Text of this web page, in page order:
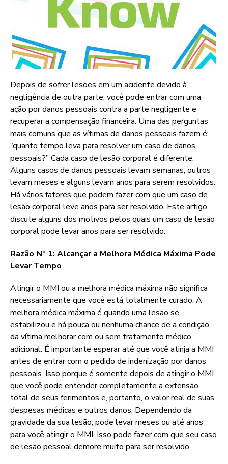
Depois de sofrer lesões em um acidente devido à
negligência de outra parte, você pode entrar com uma
ação por danos pessoais contra a parte negligente e
recuperar a compensação financeira. Uma das perguntas
mais comuns que as vítimas de danos pessoais fazem é:
“quanto tempo leva para resolver um caso de danos
pessoais?” Cada caso de lesão corporal é diferente.
Alguns casos de danos pessoais levam semanas, outros
levam meses e alguns levam anos para serem resolvidos.
Há vários fatores que podem fazer com que um caso de
lesão corporal leve anos para ser resolvido. Este artigo
discute alguns dos motivos pelos quais um caso de lesão
corporal pode levar anos para ser resolvido.
Razão Nº 1: Alcançar a Melhora Médica Máxima Pode
Levar Tempo
Atingir o MMI ou a melhora médica máxima não significa
necessariamente que você está totalmente curado. A
melhora médica máxima é quando uma lesão se
estabilizou e há pouca ou nenhuma chance de a condição
da vítima melhorar com ou sem tratamento médico
adicional. É importante esperar até que você atinja a MMI
antes de entrar com o pedido de indenização por danos
pessoais. Isso porque é somente depois de atingir o MMI
que você pode entender completamente a extensão
total de seus ferimentos e, portanto, o valor real de suas
despesas médicas e outros danos. Dependendo da
gravidade da sua lesão, pode levar meses ou até anos
para você atingir o MMI. Isso pode fazer com que seu caso
de lesão pessoal demore muito para ser resolvido.